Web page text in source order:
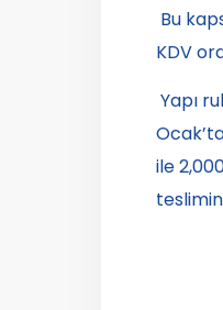
Bu
KDV
Yapı
ile